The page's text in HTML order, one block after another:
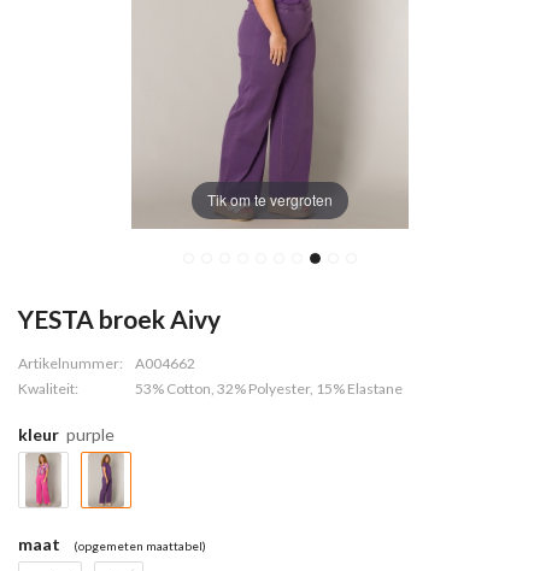
Tik om te vergroten
YESTA broek Aivy
Artikelnummer:
A004662
Kwaliteit:
53% Cotton, 32% Polyester, 15% Elastane
kleur purple
maat (opgemeten maattabel)